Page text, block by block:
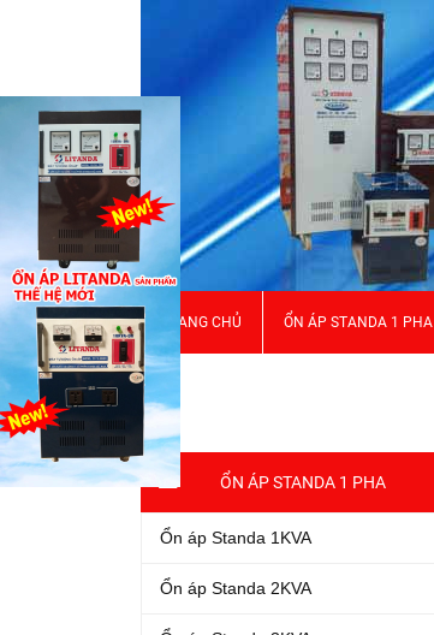
TRANG CHỦ ỔN ÁP STANDA 1 PHA
ỔN ÁP STANDA 1 PHA
Ổn áp Standa 1KVA
Ổn áp Standa 2KVA